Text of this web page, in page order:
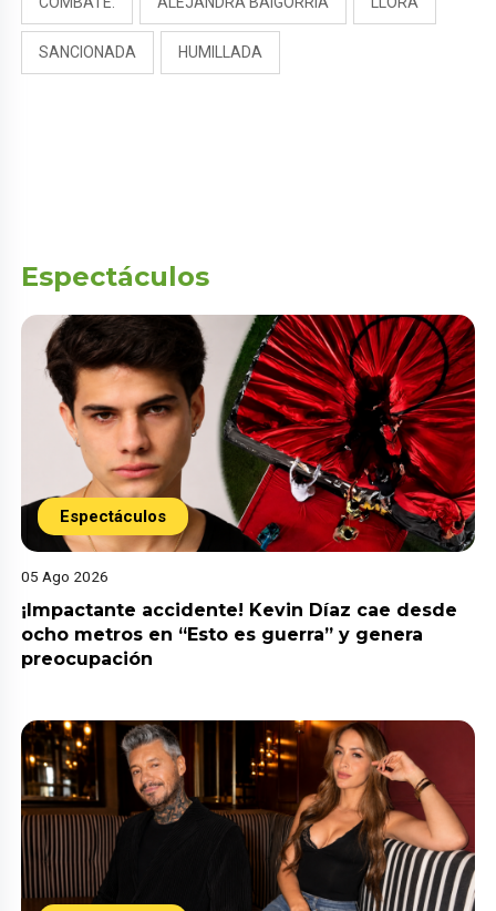
SANCIONADA HUMILLADA
Espectáculos
Espectáculos
05 Ago 2026
¡Impactante accidente! Kevin Díaz cae desde
ocho metros en “Esto es guerra” y genera
preocupación